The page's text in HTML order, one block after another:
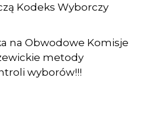
Kodeks Wyborczy
na Obwodowe Komisje
metody
wyborów!!!